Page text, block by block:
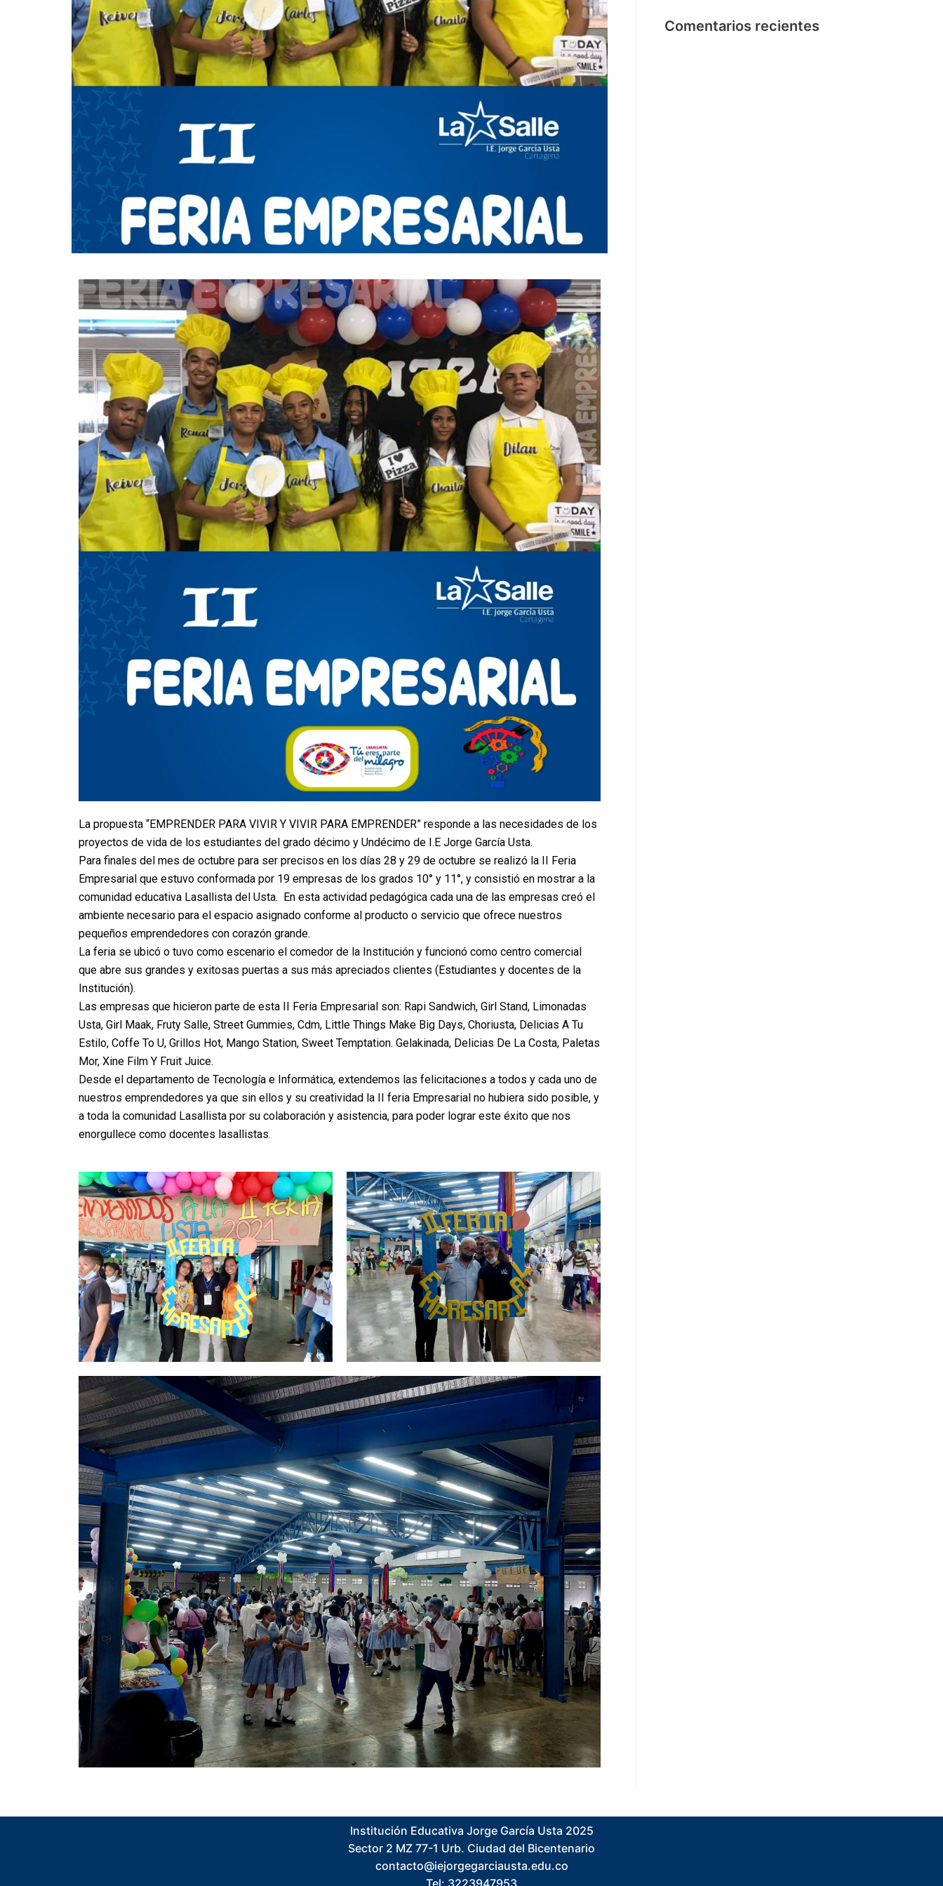
La propuesta “EMPRENDER PARA VIVIR Y VIVIR PARA EMPRENDER” responde a las necesidades de los
proyectos de vida de los estudiantes del grado décimo y Undécimo de I.E Jorge García Usta.
Para finales del mes de octubre para ser precisos en los días 28 y 29 de octubre se realizó la II Feria
Empresarial que estuvo conformada por 19 empresas de los grados 10° y 11°, y consistió en mostrar a la
comunidad educativa Lasallista del Usta. En esta actividad pedagógica cada una de las empresas creó el
ambiente necesario para el espacio asignado conforme al producto o servicio que ofrece nuestros
pequeños emprendedores con corazón grande.
La feria se ubicó o tuvo como escenario el comedor de la Institución y funcionó como centro comercial
que abre sus grandes y exitosas puertas a sus más apreciados clientes (Estudiantes y docentes de la
Institución).
Las empresas que hicieron parte de esta II Feria Empresarial son: Rapi Sandwich, Girl Stand, Limonadas
Usta, Girl Maak, Fruty Salle, Street Gummies, Cdm, Little Things Make Big Days, Choriusta, Delicias A Tu
Estilo, Coffe To U, Grillos Hot, Mango Station, Sweet Temptation. Gelakinada, Delicias De La Costa, Paletas
Mor, Xine Film Y Fruit Juice.
Desde el departamento de Tecnología e Informática, extendemos las felicitaciones a todos y cada uno de
nuestros emprendedores ya que sin ellos y su creatividad la II feria Empresarial no hubiera sido posible, y
a toda la comunidad Lasallista por su colaboración y asistencia, para poder lograr este éxito que nos
enorgullece como docentes lasallistas.
Comentarios recientes
Institución Educativa Jorge García Usta 2025
Sector 2 MZ 77-1 Urb. Ciudad del Bicentenario
contacto@iejorgegarciausta.edu.co